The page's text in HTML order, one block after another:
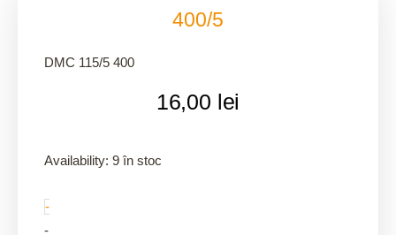
400/5
DMC 115/5 400
16,00 lei
Availability: 9 în stoc
-
400/5
-